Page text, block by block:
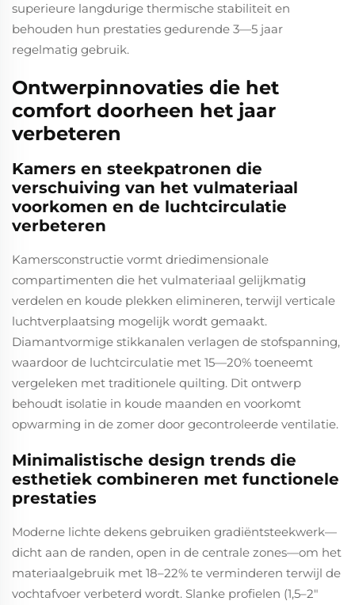
superieure langdurige thermische stabiliteit en
behouden hun prestaties gedurende 3—5 jaar
regelmatig gebruik.
Ontwerpinnovaties die het
comfort doorheen het jaar
verbeteren
Kamers en steekpatronen die
verschuiving van het vulmateriaal
voorkomen en de luchtcirculatie
verbeteren
Kamersconstructie vormt driedimensionale
compartimenten die het vulmateriaal gelijkmatig
verdelen en koude plekken elimineren, terwijl verticale
luchtverplaatsing mogelijk wordt gemaakt.
Diamantvormige stikkanalen verlagen de stofspanning,
waardoor de luchtcirculatie met 15—20% toeneemt
vergeleken met traditionele quilting. Dit ontwerp
behoudt isolatie in koude maanden en voorkomt
opwarming in de zomer door gecontroleerde ventilatie.
Minimalistische design trends die
esthetiek combineren met functionele
prestaties
Moderne lichte dekens gebruiken gradiëntsteekwerk—
dicht aan de randen, open in de centrale zones—om het
materiaalgebruik met 18–22% te verminderen terwijl de
vochtafvoer verbeterd wordt. Slanke profielen (1,5–2"